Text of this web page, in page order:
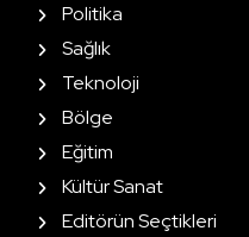
Politika
Sağlık
Teknoloji
Bölge
Eğitim
Kültür Sanat
Editörün Seçtikleri